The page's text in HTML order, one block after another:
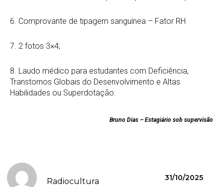
6. Comprovante de tipagem sanguínea – Fator RH
7. 2 fotos 3×4;
8. Laudo médico para estudantes com Deficiência,
Transtornos Globais do Desenvolvimento e Altas
Habilidades ou Superdotação.
Bruno Dias – Estagiário sob supervisão
Radiocultura 31/10/2025